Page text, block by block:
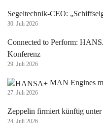
Segeltechnik-CEO:
30. Juli 2026
Connected to Perform:
Konferenz
29. Juli 2026
MAN Engines
27. Juli 2026
Zeppelin firmiert künftig unter
24. Juli 2026